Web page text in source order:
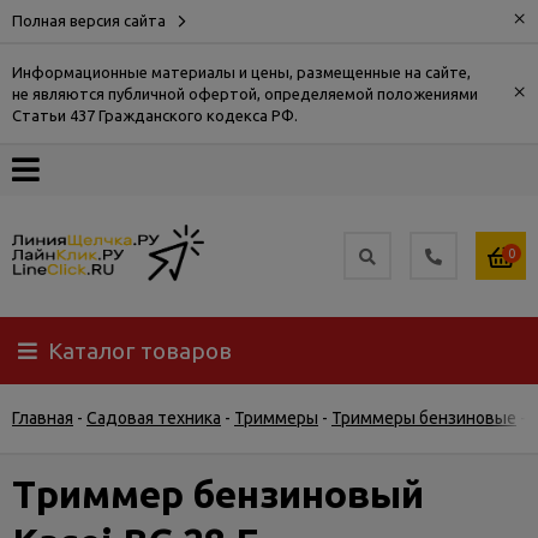
Полная версия сайта ×
Информационные материалы и цены, размещенные на сайте,
не являются публичной офертой, определяемой положениями
Статьи 437 Гражданского кодекса РФ.
×
О
Доставка
Самовывоз
Гарантия
0
Каталог товаров
Главная - Садовая техника - Триммеры - Триммеры бензиновые
Триммер бензиновый